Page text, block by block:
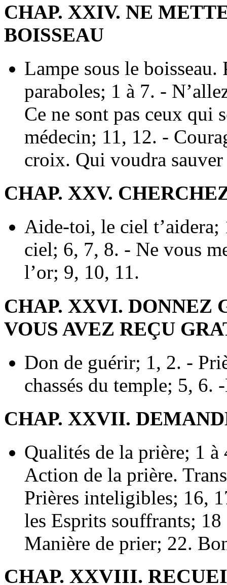
CHAP. XXIV. NE
BOISSEAU
Lampe sous le boisseau.
paraboles; 1 à 7. -
Ce ne sont pas ceux qui
médecin; 11, 12. -
croix. Qui voudra
CHAP. XXV.
Aide-toi, le ciel t’aidera;
ciel; 6, 7, 8. - Ne vous
l’or; 9, 10, 11.
CHAP. XXVI. DONNEZ
VOUS AVEZ REÇU
Don de guérir; 1, 2. -
chassés du temple; 5,
CHAP. XXVII.
Qualités de la prière; 1
Action de la prière.
Prières inteligibles; 16,
les Esprits souffrants;
Manière de prier; 22.
CHAP. XXVIII.